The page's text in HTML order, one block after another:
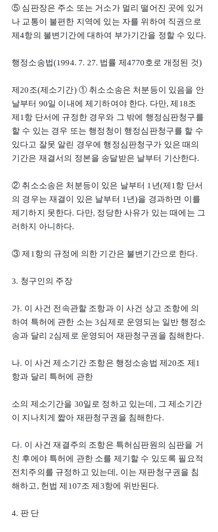
⑤ 심판장은 주소 또는 거소가 멀리 떨어진 곳에 있거
나 교통이 불편한 지역에 있는 자를 위하여 직권으로
제4항의 불변기간에 대하여 부가기간을 정할 수 있다.
행정소송법(1994. 7. 27. 법률 제4770호로 개정된 것)
제20조(제소기간) ① 취소소송은 처분등이 있음을 안
날부터 90일 이내에 제기하여야 한다. 다만, 제18조
제1항 단서에 규정한 경우와 그 밖에 행정심판청구를
할 수 있는 경우 또는 행정청이 행정심판청구를 할 수
있다고 잘못 알린 경우에 행정심판청구가 있은 때의
기간은 재결서의 정본을 송달받은 날부터 기산한다.
② 취소소송은 처분등이 있은 날부터 1년(제1항 단서
의 경우는 재결이 있은 날부터 1년)을 경과하면 이를
제기하지 못한다. 다만, 정당한 사유가 있는 때에는 그
러하지 아니하다.
③ 제1항의 규정에 의한 기간은 불변기간으로 한다.
3. 청구인의 주장
가. 이 사건 전속관할 조항과 이 사건 상고 조항에 의
하여 특허에 관한 소는 3심제로 운영되는 일반 행정소
송과 달리 2심제로 운영되어 재판청구권을 침해한다.
나. 이 사건 제소기간 조항은 행정소송법 제20조 제1
항과 달리 특허에 관한
소의 제소기간을 30일로 정하고 있는데, 그 제소기간
이 지나치게 짧아 재판청구권을 침해한다.
다. 이 사건 재결주의 조항은 특허심판원의 심판을 거
친 후에야 특허에 관한 소를 제기할 수 있도록 필요적
전치주의를 규정하고 있는데, 이는 재판청구권을 침
해하고, 헌법 제107조 제3항에 위반된다.
4. 판 단